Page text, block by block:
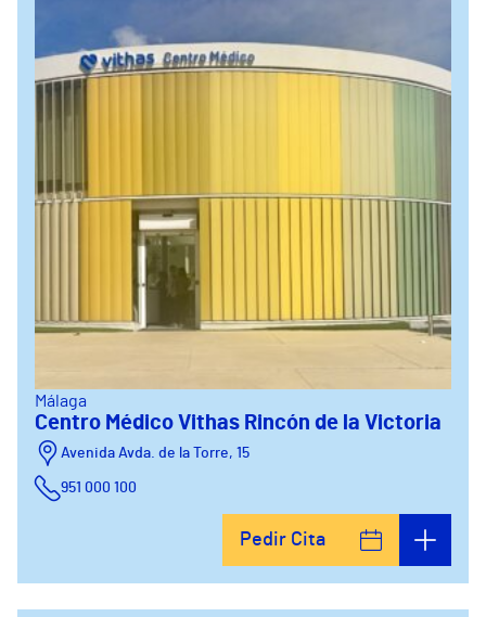
Málaga
Centro Médico Vithas Rincón de la Victoria
Avenida Avda. de la Torre, 15
951 000 100
Pedir Cita